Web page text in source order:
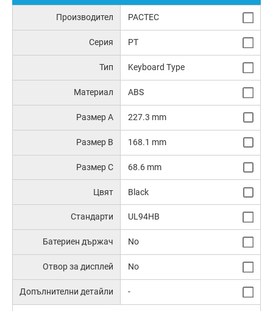
Производител PACTEC
Серия PT
Тип Keyboard Type
Материал ABS
Размер A 227.3 mm
Размер B 168.1 mm
Размер C 68.6 mm
Цвят Black
Стандарти UL94HB
Батериен държач No
Отвор за дисплей No
Допълнителни детайли -